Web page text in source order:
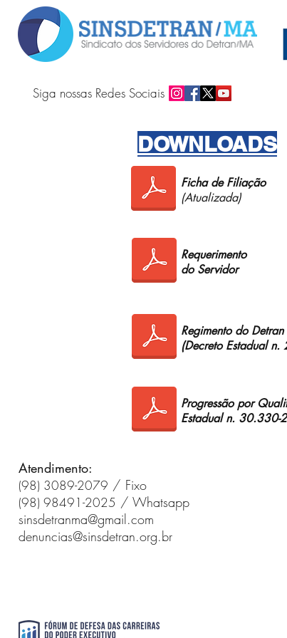
Siga nossas Redes Sociais
DOWNLOADS
Ficha de Filiação
(Atualizada)
Requerimento
do Servidor
Regimento do Detran
(Decreto Estadual
Progressão por
Estadual n. 30.330-
Atendimento:
(98) 3089-2079 / Fixo
(98) 98491-2025 / Whatsapp
sinsdetranma@gmail.com
denuncias@sinsdetran.org.br